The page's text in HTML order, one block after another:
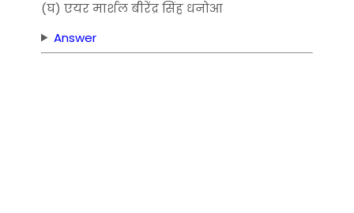
(घ) एयर मार्शल बीरेंद्र सिंह धनोआ
Answer